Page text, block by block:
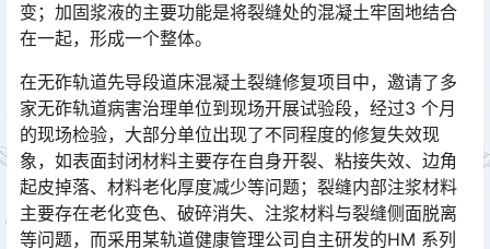
变；加固浆液的主要功能是将裂缝处的混凝土牢固地结合
在一起，形成一个整体。󠅅󠅃󠄵󠅂󠄪󠇖󠆨󠆨󠇕󠆞󠆒󠅬󠇘󠆭󠆘󠇙󠆝󠅵󠇗󠆭󠆁󠄐󠇗󠅹󠅸󠇖󠆍󠅳󠇖󠅹󠅰󠇖󠆌󠅹
在无砟轨道先导段道床混凝土裂缝修复项目中，邀请了多
家无砟轨道病害治理单位到现场开展试验段，经过3 个月
的现场检验，大部分单位出现了不同程度的修复失效现
象，如表面封闭材料主要存在自身开裂、粘接失效、边角
起皮掉落、材料老化厚度减少等问题；裂缝内部注浆材料
主要存在老化变色、破碎消失、注浆材料与裂缝侧面脱离
等问题，而采用某轨道健康管理公司自主研发的HM 系列